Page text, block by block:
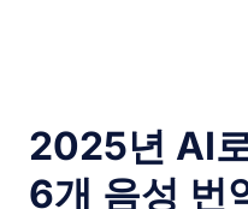
2025년 AI
6개 음성 번